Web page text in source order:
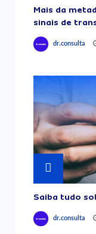
Mais da
sinais de
dr.consulta
Saiba tudo
dr.consulta